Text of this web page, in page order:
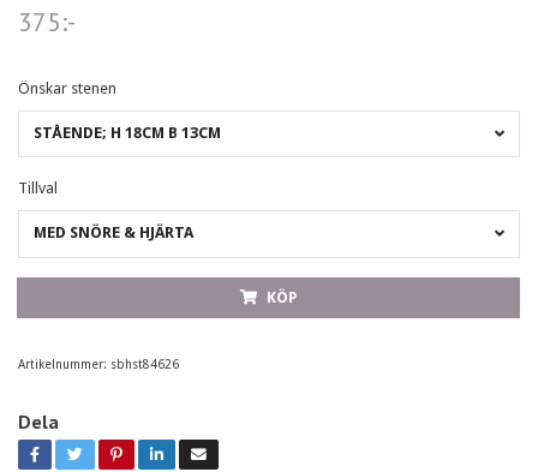
375:-
Önskar stenen
STÅENDE; H 18CM B 13CM
Tillval
MED SNÖRE & HJÄRTA
KÖP
Artikelnummer: sbhst84626
Dela